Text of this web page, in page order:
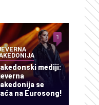
mediji:
se
na Eurosong!
3